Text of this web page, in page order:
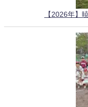
【2026年】